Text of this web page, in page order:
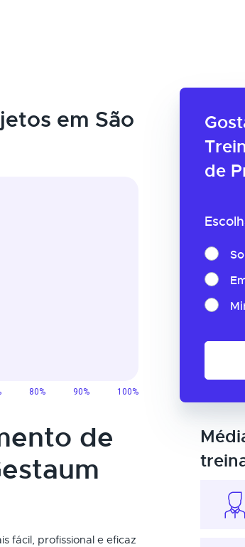
de
em São
de
fácil, profissional e eficaz